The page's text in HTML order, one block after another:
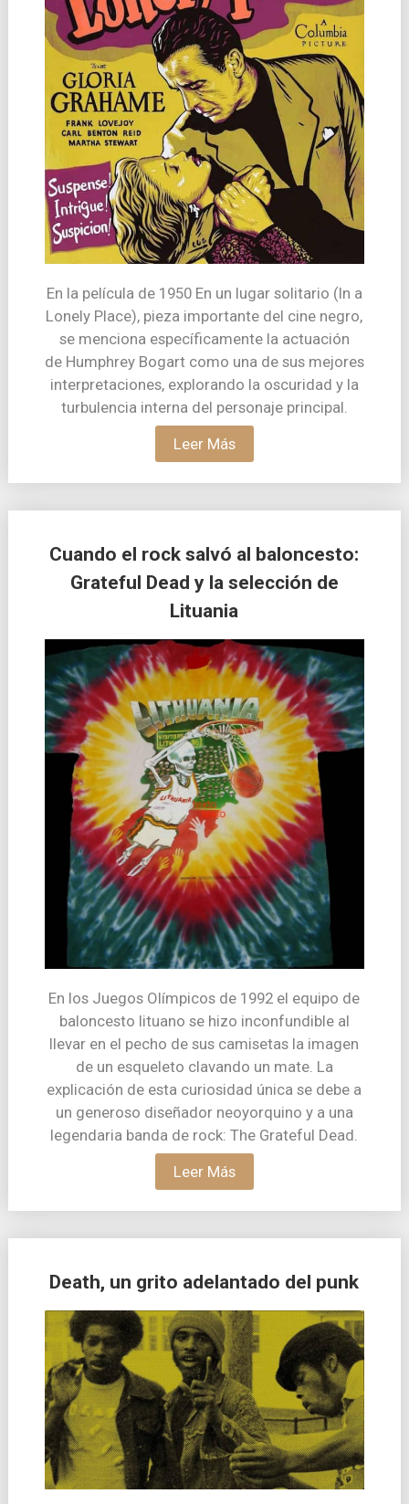
En la película de 1950 En un lugar solitario (In a
Lonely Place), pieza importante del cine negro,
se menciona específicamente la actuación
de Humphrey Bogart como una de sus mejores
interpretaciones, explorando la oscuridad y la
turbulencia interna del personaje principal.
Leer Más
Cuando el rock salvó al baloncesto:
Grateful Dead y la selección de
Lituania
En los Juegos Olímpicos de 1992 el equipo de
baloncesto lituano se hizo inconfundible al
llevar en el pecho de sus camisetas la imagen
de un esqueleto clavando un mate. La
explicación de esta curiosidad única se debe a
un generoso diseñador neoyorquino y a una
legendaria banda de rock: The Grateful Dead.
Leer Más
Death, un grito adelantado del punk